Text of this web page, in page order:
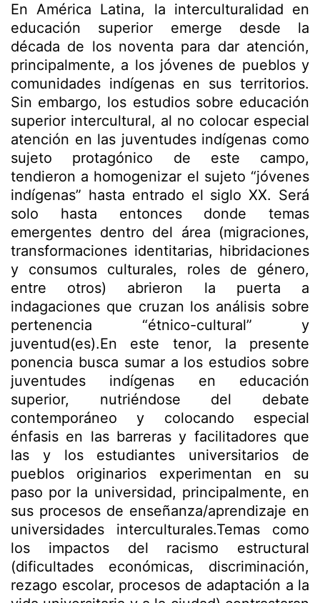
En América Latina, la interculturalidad en
educación superior emerge desde la
década de los noventa para dar atención,
principalmente, a los jóvenes de pueblos y
comunidades indígenas en sus territorios.
Sin embargo, los estudios sobre educación
superior intercultural, al no colocar especial
atención en las juventudes indígenas como
sujeto protagónico de este campo,
tendieron a homogenizar el sujeto “jóvenes
indígenas” hasta entrado el siglo XX. Será
solo hasta entonces donde temas
emergentes dentro del área (migraciones,
transformaciones identitarias, hibridaciones
y consumos culturales, roles de género,
entre otros) abrieron la puerta a
indagaciones que cruzan los análisis sobre
pertenencia “étnico-cultural” y
juventud(es).En este tenor, la presente
ponencia busca sumar a los estudios sobre
juventudes indígenas en educación
superior, nutriéndose del debate
contemporáneo y colocando especial
énfasis en las barreras y facilitadores que
las y los estudiantes universitarios de
pueblos originarios experimentan en su
paso por la universidad, principalmente, en
sus procesos de enseñanza/aprendizaje en
universidades interculturales.Temas como
los impactos del racismo estructural
(dificultades económicas, discriminación,
rezago escolar, procesos de adaptación a la